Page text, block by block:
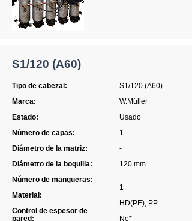
S1/120 (A60)
Tipo de cabezal:
Marca:
Estado:
Número de capas:
Diámetro de la matriz:
Diámetro de la boquilla:
Número de mangueras:
Material:
Control de espesor de
pared:
S1/120 (A60)
W.Müller
Usado
1
-
120 mm
1
HD(PE), PP
No*